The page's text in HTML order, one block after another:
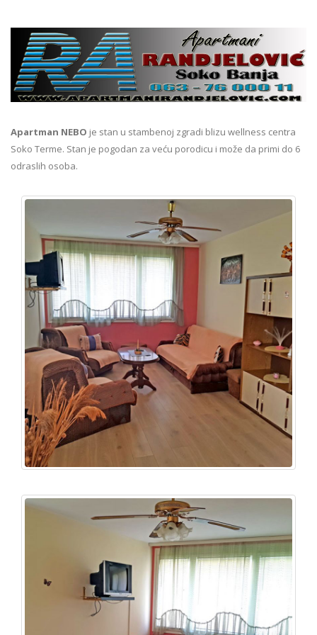
Apartman NEBO je stan u stambenoj zgradi blizu wellness centra
Soko Terme. Stan je pogodan za veću porodicu i može da primi do 6
odraslih osoba.